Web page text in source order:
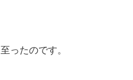
ったのです。